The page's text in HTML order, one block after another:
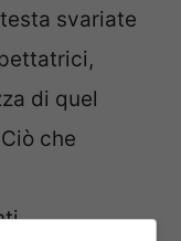
svariate
di quel
che